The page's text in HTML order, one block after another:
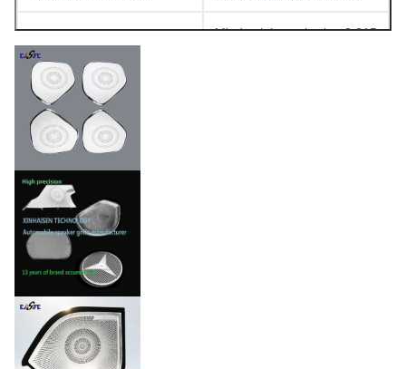
Genauigkeit der Linienbreite
Mindestleitungsbreite: 0,015
Toleranz
Standard-Abschlüsse